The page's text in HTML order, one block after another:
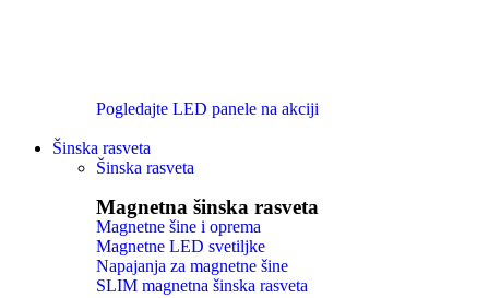
Pogledajte LED panele na akciji
Šinska rasveta
Šinska rasveta
Magnetna šinska rasveta
Magnetne šine i oprema
Magnetne LED svetiljke
Napajanja za magnetne šine
SLIM magnetna šinska rasveta